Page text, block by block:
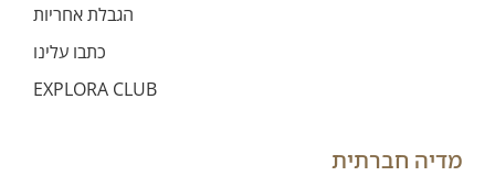
הגבלת אחריות
כתבו עלינו
EXPLORA CLUB
מדיה חברתית